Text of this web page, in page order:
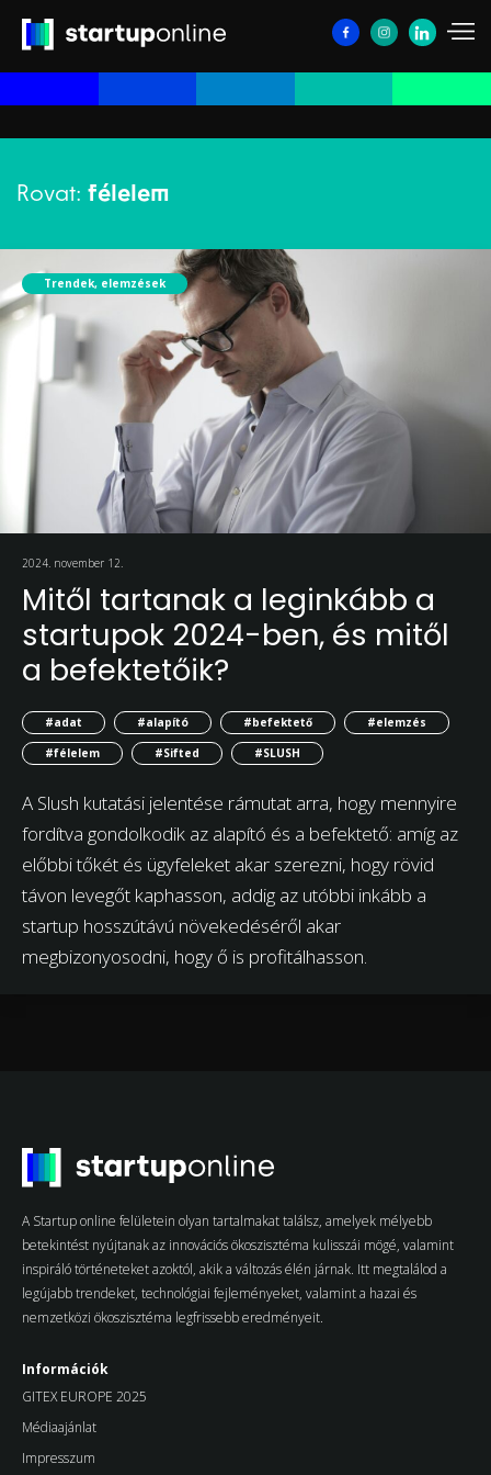
Rovat: félelem
Trendek, elemzések
2024. november 12.
Mitől tartanak a leginkább a
startupok 2024-ben, és mitől
a befektetőik?
#adat #alapító #befektető
#elemzés
#félelem
#Sifted #SLUSH
A Slush kutatási jelentése rámutat arra, hogy mennyire
fordítva gondolkodik az alapító és a befektető: amíg az
előbbi tőkét és ügyfeleket akar szerezni, hogy rövid
távon levegőt kaphasson, addig az utóbbi inkább a
startup hosszútávú növekedéséről akar
megbizonyosodni, hogy ő is profitálhasson.
A Startup online felületein olyan tartalmakat találsz, amelyek mélyebb
betekintést nyújtanak az innovációs ökoszisztéma kulisszái mögé, valamint
inspiráló történeteket azoktól, akik a változás élén járnak. Itt megtalálod a
legújabb trendeket, technológiai fejleményeket, valamint a hazai és
nemzetközi ökoszisztéma legfrissebb eredményeit.
Információk
GITEX EUROPE 2025
Médiaajánlat
Impresszum